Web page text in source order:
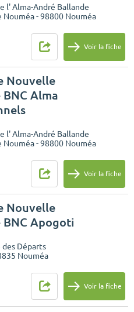
l' Alma-André Ballande
- 98800 Nouméa
Voir la fiche
Nouvelle
Alma
l' Alma-André Ballande
- 98800 Nouméa
Voir la fiche
Nouvelle
BNC Apogoti
des Départs
Nouméa
Voir la fiche